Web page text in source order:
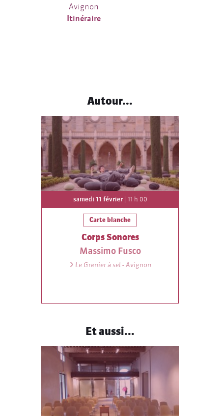
Avignon
Itinéraire
Autour...
samedi 11 février| 11 h 00
Carte blanche
Corps Sonores
Massimo Fusco
Le Grenier à sel - Avignon
Et aussi...